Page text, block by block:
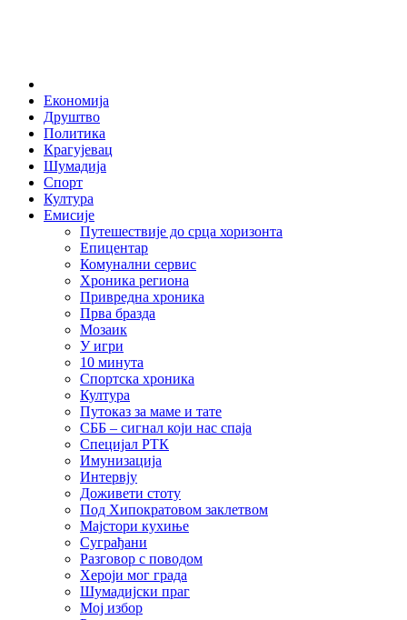
Економија
Друштво
Политика
Крагујевац
Шумадија
Спорт
Култура
Емисије
Путешествије до срца хоризонта
Епицентар
Комунални сервис
Хроника региона
Привредна хроника
Прва бразда
Мозаик
У игри
10 минута
Спортска хроника
Култура
Путоказ за маме и тате
СББ – сигнал који нас спаја
Специјал РТК
Имунизација
Интервју
Доживети стоту
Под Хипократовом заклетвом
Мајстори кухиње
Суграђани
Разговор с поводом
Хероји мог града
Шумадијски праг
Мој избор